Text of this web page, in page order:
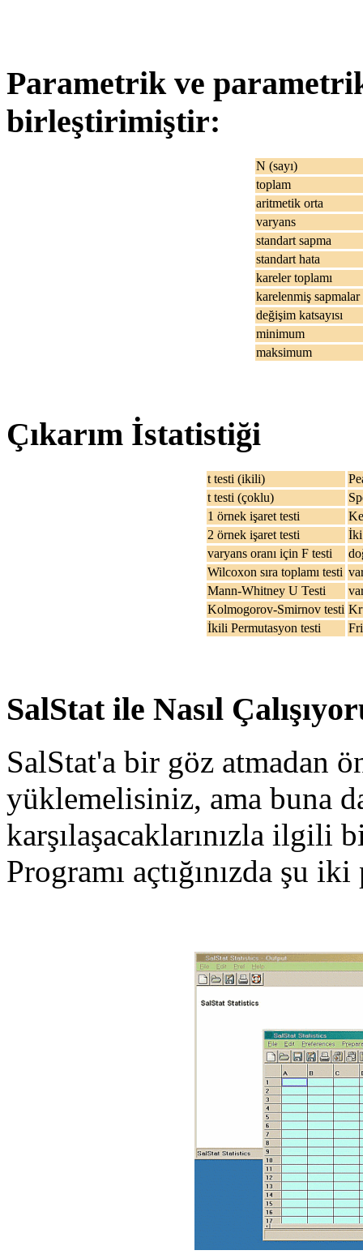
Parametrik ve
birleştirimiştir:
N (sayı)
toplam
aritmetik orta
varyans
standart sapma
standart hata
kareler toplamı
karelenmiş sapmalar
değişim katsayısı
minimum
maksimum
Çıkarım İstatistiği
t testi (ikili)
t testi (çoklu)
1 örnek işaret testi
2 örnek işaret testi
İki
varyans oranı için F testi
Wilcoxon sıra toplamı testi
Mann-Whitney U Testi
Kolmogorov-Smirnov testi
İkili Permutasyon testi
SalStat ile Nasıl
SalStat'a bir göz atmadan
yüklemelisiniz, ama buna
karşılaşacaklarınızla
Programı açtığınızda şu iki